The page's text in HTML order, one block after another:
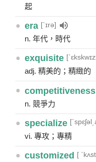
起
● era [ˋɪrə]
n. 年代，時代
● exquisite
adj. 精美的；精緻的
● competitiveness
n. 競爭力
● specialize
vi. 專攻；專精
● customized [